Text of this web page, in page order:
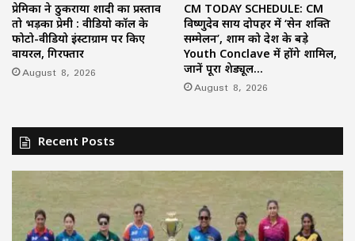
प्रेमिका ने ठुकराया शादी का प्रस्ताव
तो भड़का प्रेमी : वीडियो कॉल के
फोटो-वीडियो इंस्टाग्राम पर किए
वायरल, गिरफ्तार
August 8, 2026
CM TODAY SCHEDULE: CM
विष्णुदेव साय दोपहर में ‘सेन शक्ति
सम्मेलन’, शाम को देश के बड़े
Youth Conclave में होंगे शामिल,
जानें पूरा शेड्यूल…
August 8, 2026
Recent Posts